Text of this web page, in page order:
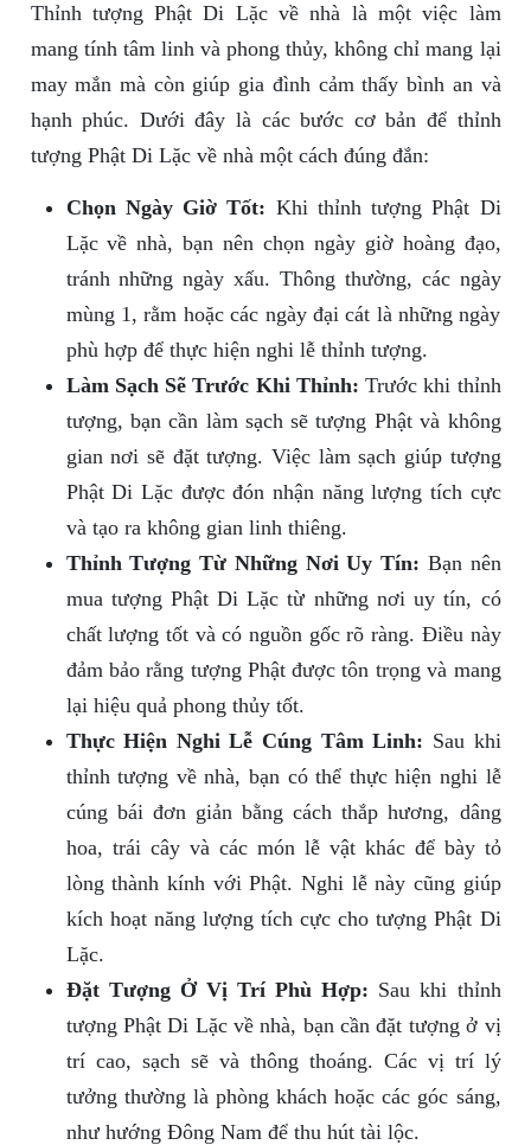
Thỉnh tượng Phật Di Lặc về nhà là một việc làm
mang tính tâm linh và phong thủy, không chỉ mang lại
may mắn mà còn giúp gia đình cảm thấy bình an và
hạnh phúc. Dưới đây là các bước cơ bản để thỉnh
tượng Phật Di Lặc về nhà một cách đúng đắn:
Chọn Ngày Giờ Tốt: Khi thỉnh tượng Phật Di
Lặc về nhà, bạn nên chọn ngày giờ hoàng đạo,
tránh những ngày xấu. Thông thường, các ngày
mùng 1, rằm hoặc các ngày đại cát là những ngày
phù hợp để thực hiện nghi lễ thỉnh tượng.
Làm Sạch Sẽ Trước Khi Thỉnh: Trước khi thỉnh
tượng, bạn cần làm sạch sẽ tượng Phật và không
gian nơi sẽ đặt tượng. Việc làm sạch giúp tượng
Phật Di Lặc được đón nhận năng lượng tích cực
và tạo ra không gian linh thiêng.
Thỉnh Tượng Từ Những Nơi Uy Tín: Bạn nên
mua tượng Phật Di Lặc từ những nơi uy tín, có
chất lượng tốt và có nguồn gốc rõ ràng. Điều này
đảm bảo rằng tượng Phật được tôn trọng và mang
lại hiệu quả phong thủy tốt.
Thực Hiện Nghi Lễ Cúng Tâm Linh: Sau khi
thỉnh tượng về nhà, bạn có thể thực hiện nghi lễ
cúng bái đơn giản bằng cách thắp hương, dâng
hoa, trái cây và các món lễ vật khác để bày tỏ
lòng thành kính với Phật. Nghi lễ này cũng giúp
kích hoạt năng lượng tích cực cho tượng Phật Di
Lặc.
Đặt Tượng Ở Vị Trí Phù Hợp: Sau khi thỉnh
tượng Phật Di Lặc về nhà, bạn cần đặt tượng ở vị
trí cao, sạch sẽ và thông thoáng. Các vị trí lý
tưởng thường là phòng khách hoặc các góc sáng,
như hướng Đông Nam để thu hút tài lộc.